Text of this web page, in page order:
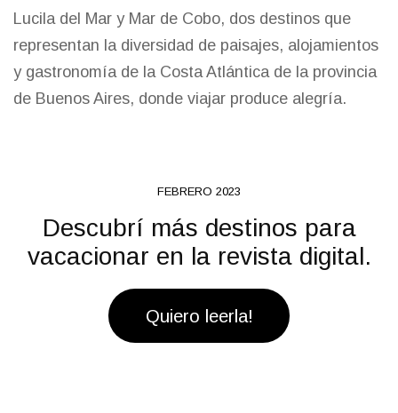
Lucila del Mar y Mar de Cobo, dos destinos que
representan la diversidad de paisajes, alojamientos
y gastronomía de la Costa Atlántica de la provincia
de Buenos Aires, donde viajar produce alegría.
FEBRERO 2023
Descubrí más destinos para
vacacionar en la revista digital.
Quiero leerla!